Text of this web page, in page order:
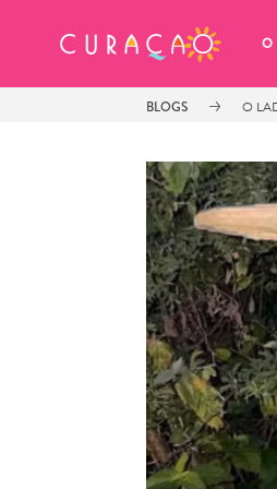
O
BLOGS O
MEUS FAVORITOS
Você ainda não salvou
local favorito.
Sempre que você quiser